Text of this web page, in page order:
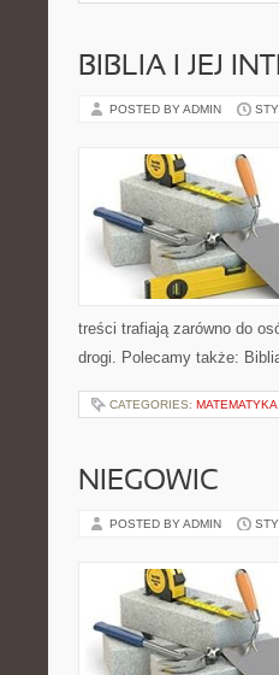
BIBLIA I JEJ
POSTED BY ADMIN
treści trafiają zarówno do
drogi. Polecamy także:
CATEGORIES:
NIEGOWIC
POSTED BY ADMIN